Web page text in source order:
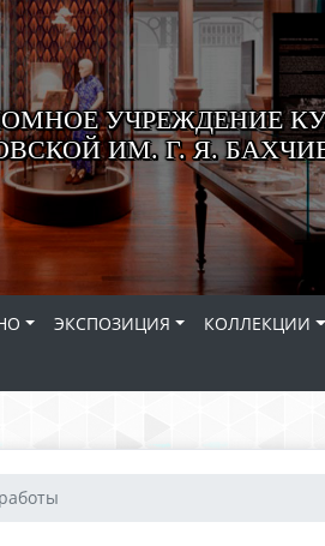
УЧРЕЖДЕНИЕ
ИМ. Г. Я.
ЭКСПОЗИЦИЯ
КОЛЛЕКЦИИ